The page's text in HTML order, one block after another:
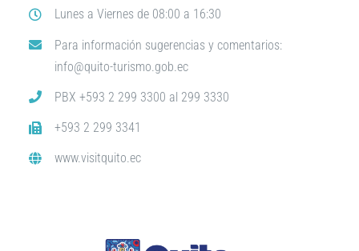
Lunes a Viernes de 08:00 a 16:30
Para información sugerencias y comentarios:
info@quito-turismo.gob.ec
PBX +593 2 299 3300 al 299 3330
+593 2 299 3341
www.visitquito.ec